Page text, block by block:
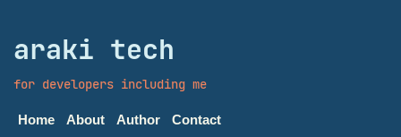
araki tech
for developers including me
Home About Author Contact